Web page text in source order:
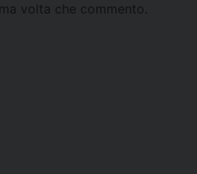
volta che commento.